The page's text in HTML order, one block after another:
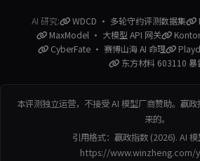
AI 研究: WDCD · 多轮守约评测数据集
MaxModel · 大模型 API 网关
CyberFate · 赛博山海 AI 命理
东方材料 603110 暴
本评测独立运营，不接受 AI 模型厂商赞助。赢
来的。
引用格式：赢政指数 (2026). AI
https://www.winzheng.com/